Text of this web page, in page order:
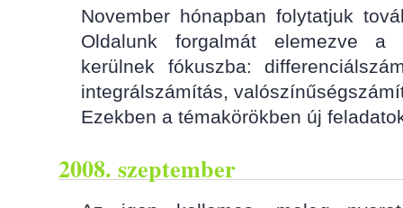
November hónapban folytatjuk
Oldalunk forgalmát elemezve a
kerülnek fókuszba:
integrálszámítás,
Ezekben a témakörökben új
2008. szeptember